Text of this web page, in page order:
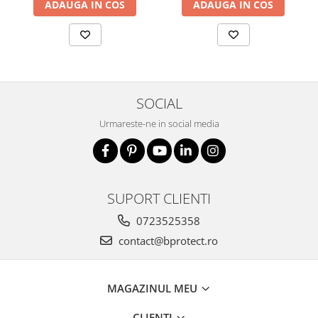
Salopetă cu pieptar
Echipamente de lucru
Protecţie la pericole
îmbrăcăminte unică folosinţă
Industria Alimentară
ADAUGA IN COS ADAUGA IN COS
SOCIAL
Urmareste-ne in social media
SUPORT CLIENTI
0723525358
contact@bprotect.ro
MAGAZINUL MEU